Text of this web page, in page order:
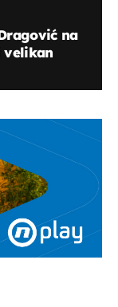
na
velikan